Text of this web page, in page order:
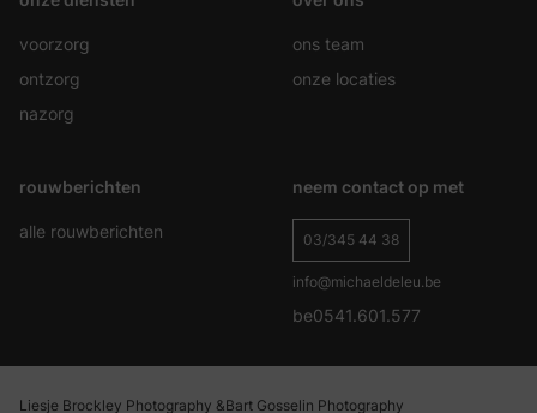
voorzorg
ontzorg
nazorg
ons team
onze locaties
rouwberichten
alle rouwberichten
neem contact op met
03/345 44 38
info@michaeldeleu.be
be0541.601.577
Liesje Brockley Photography &Bart Gosselin Photography